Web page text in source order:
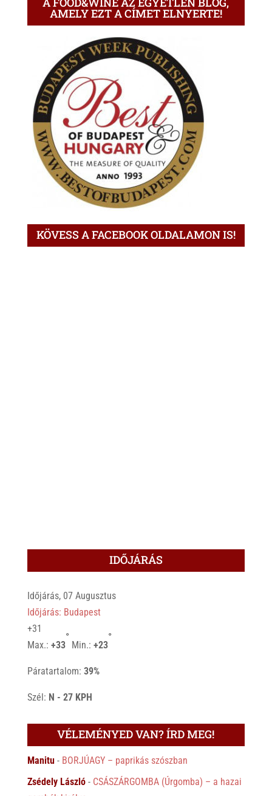
AMELY EZT A CÍMET ELNYERTE!
KÖVESS A FACEBOOK OLDALAMON IS!
IDŐJÁRÁS
Időjárás, 07 Augusztus
Időjárás: Budapest
+31
Max.: +33
°
Min.: +23
°
Páratartalom: 39%
Szél: N - 27 KPH
VÉLEMÉNYED VAN? ÍRD MEG!
Manitu- BORJÚAGY – paprikás szószban
Zsédely László- CSÁSZÁRGOMBA (Úrgomba) – a hazai